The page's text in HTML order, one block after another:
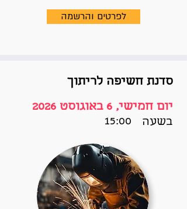
לפרטים והרשמה
סדנת חשיפה לריתוך
יום חמישי, 6 באוגוסט 2026
15:00
בשעה